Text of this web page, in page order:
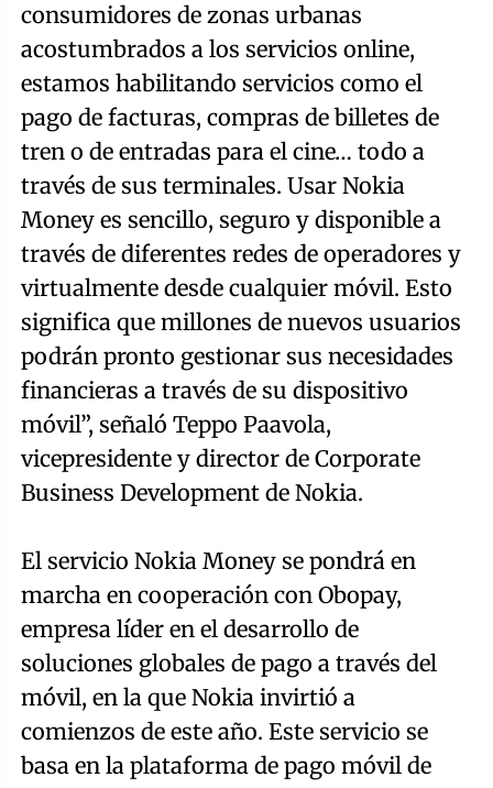
consumidores de zonas urbanas
acostumbrados a los servicios online,
estamos habilitando servicios como el
pago de facturas, compras de billetes de
tren o de entradas para el cine… todo a
través de sus terminales. Usar Nokia
Money es sencillo, seguro y disponible a
través de diferentes redes de operadores y
virtualmente desde cualquier móvil. Esto
significa que millones de nuevos usuarios
podrán pronto gestionar sus necesidades
financieras a través de su dispositivo
móvil”, señaló Teppo Paavola,
vicepresidente y director de Corporate
Business Development de Nokia.
El servicio Nokia Money se pondrá en
marcha en cooperación con Obopay,
empresa líder en el desarrollo de
soluciones globales de pago a través del
móvil, en la que Nokia invirtió a
comienzos de este año. Este servicio se
basa en la plataforma de pago móvil de